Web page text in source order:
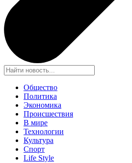
Общество
Политика
Экономика
Происшествия
В мире
Технологии
Культура
Спорт
Life Style